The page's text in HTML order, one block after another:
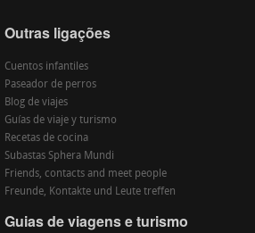
Outras ligações
Cuentos infantiles
Paseador de perros
Blog de viajes
Guías de viaje y turismo
Recetas de cocina
Subastas Sphera Mundi
Friends, contacts and meet people
Freunde, Kontakte und Leute treffen
Guias de viagens e turismo